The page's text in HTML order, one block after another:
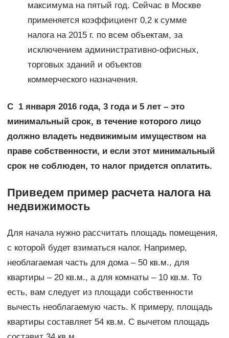
максимума на пятый год. Сейчас в Москве
применяется коэффициент 0,2 к сумме
налога на 2015 г. по всем объектам, за
исключением административно-офисных,
торговых зданий и объектов
коммерческого назначения.
С 1 января 2016 года, 3 года и 5 лет – это
минимальный срок, в течение которого лицо
должно владеть недвижимым имуществом на
праве собственности, и если этот минимальный
срок не соблюден, то налог придется оплатить.
Приведем пример расчета налога на
недвижимость
Для начала нужно рассчитать площадь помещения,
с которой будет взиматься налог. Например,
необлагаемая часть для дома – 50 кв.м., для
квартиры – 20 кв.м., а для комнаты – 10 кв.м. То
есть, вам следует из площади собственности
вычесть необлагаемую часть. К примеру, площадь
квартиры составляет 54 кв.м. С вычетом площадь